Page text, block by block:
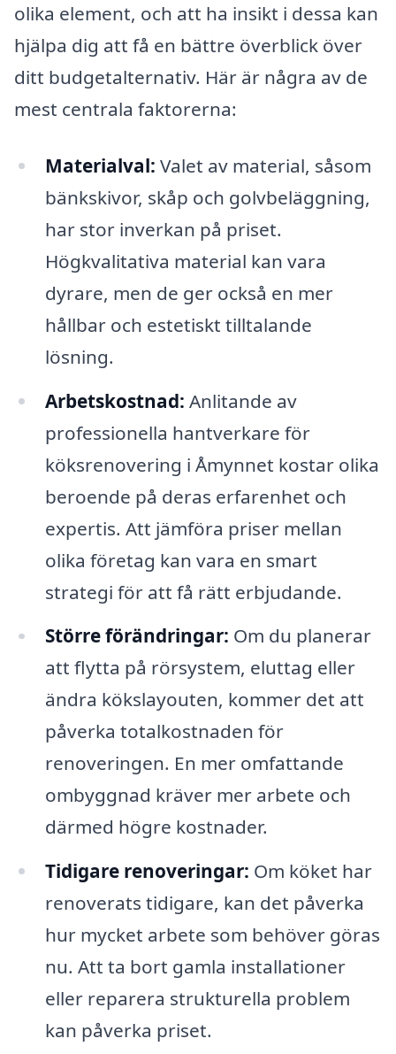
olika element, och att ha insikt i dessa kan
hjälpa dig att få en bättre överblick över
ditt budgetalternativ. Här är några av de
mest centrala faktorerna:
Materialval: Valet av material, såsom
bänkskivor, skåp och golvbeläggning,
har stor inverkan på priset.
Högkvalitativa material kan vara
dyrare, men de ger också en mer
hållbar och estetiskt tilltalande
lösning.
Arbetskostnad: Anlitande av
professionella hantverkare för
köksrenovering i Åmynnet kostar olika
beroende på deras erfarenhet och
expertis. Att jämföra priser mellan
olika företag kan vara en smart
strategi för att få rätt erbjudande.
Större förändringar: Om du planerar
att flytta på rörsystem, eluttag eller
ändra kökslayouten, kommer det att
påverka totalkostnaden för
renoveringen. En mer omfattande
ombyggnad kräver mer arbete och
därmed högre kostnader.
Tidigare renoveringar: Om köket har
renoverats tidigare, kan det påverka
hur mycket arbete som behöver göras
nu. Att ta bort gamla installationer
eller reparera strukturella problem
kan påverka priset.